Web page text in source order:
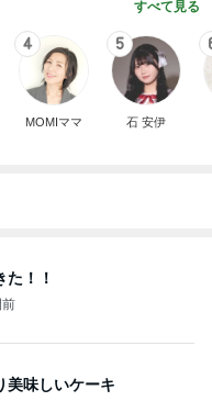
すべて見る
4
MOMIママ
5
石 安伊
！！
美味しいケーキ